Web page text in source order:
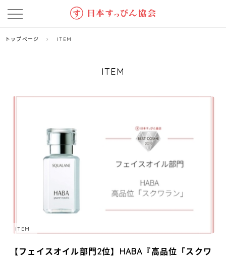
トップページ ITEM
ITEM
ITEM
【フェイスオイル部門2位】HABA『高品位「スクワ